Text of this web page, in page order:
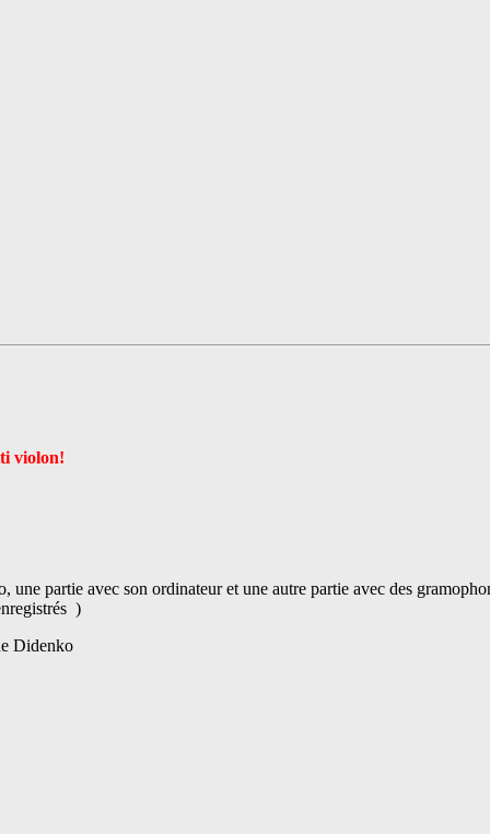
violon!
partie avec son ordinateur et une autre partie avec des
)
Didenko